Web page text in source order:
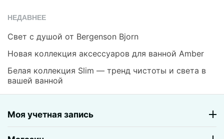
НЕДАВНЕЕ
Свет с душой от Bergenson Bjorn
Новая коллекция аксессуаров для ванной Amber
Белая коллекция Slim — тренд чистоты и света в
вашей ванной
Моя учетная запись